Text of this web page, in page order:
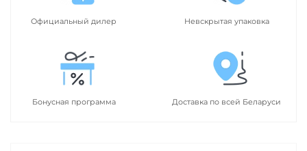
Официальный дилер Невскрытая упаковка
Бонусная программа Доставка по всей Беларуси